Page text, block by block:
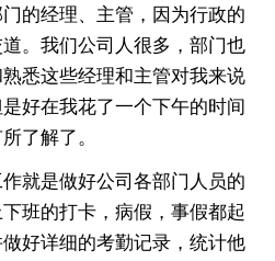
的经理、主管，因为行政的
。我们公司人很多，部门也
悉这些经理和主管对我来说
好在我花了一个下午的时间
了解了。
就是做好公司各部门人员的
班的打卡，病假，事假都起
好详细的考勤记录，统计他